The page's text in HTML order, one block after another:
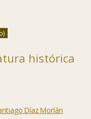
histórica